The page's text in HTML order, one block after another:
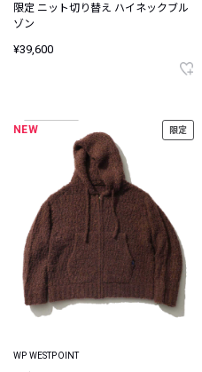
限定 ニット切り替え ハイネックブル
ゾン
¥39,600
NEW 限定
WP WESTPOINT